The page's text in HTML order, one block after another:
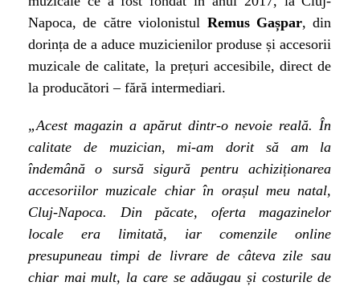
Napoca, de către violonistul Remus Gașpar, din
dorința de a aduce muzicienilor produse și accesorii
muzicale de calitate, la prețuri accesibile, direct de
la producători – fără intermediari.
„Acest magazin a apărut dintr-o nevoie reală. În
calitate de muzician, mi-am dorit să am la
îndemână o sursă sigură pentru achiziționarea
accesoriilor muzicale chiar în orașul meu natal,
Cluj-Napoca. Din păcate, oferta magazinelor
locale era limitată, iar comenzile online
presupuneau timpi de livrare de câteva zile sau
chiar mai mult, la care se adăugau și costurile de